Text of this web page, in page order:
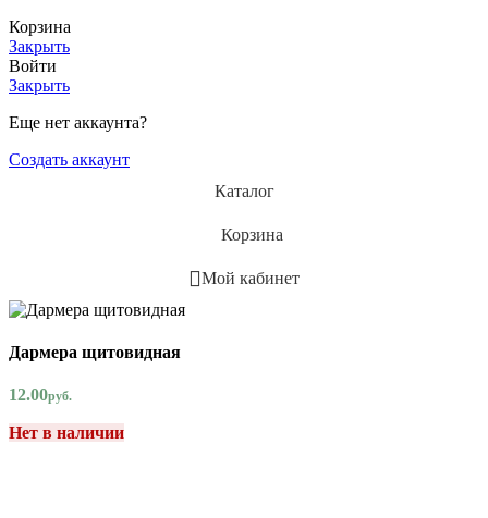
Корзина
Закрыть
Войти
Закрыть
Еще нет аккаунта?
Создать аккаунт
Каталог
Корзина
Мой кабинет
Дармера щитовидная
12.00руб.
Нет в наличии